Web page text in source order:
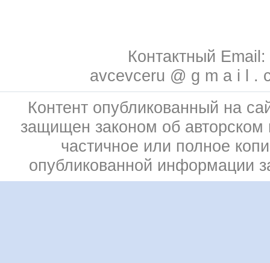
Контактный Email:
avcevceru @ g m a i l .
Контент опубликованный на
защищен законом об
частичное или полное
опубликованной информации